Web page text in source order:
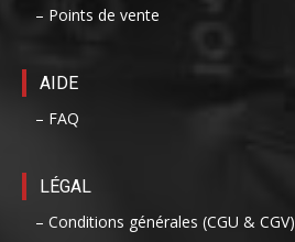
– Points de vente
AIDE
– FAQ
LÉGAL
– Conditions générales (CGU & CGV)